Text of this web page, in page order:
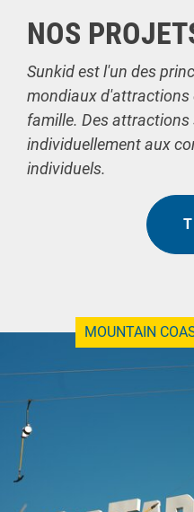
NOS
Sunkid est l'un des
mondiaux d'attractions
famille. Des attractions
individuellement aux
individuels.
MOUNTAIN